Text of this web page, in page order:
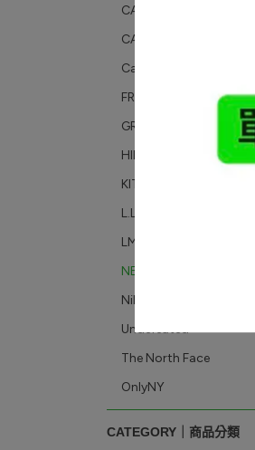
CAHLUMN
CAV EMPT / C.E
Carhartt WIP
FREAK'S STORE
GRAMICCI
HIDDENⓗ
KITH
L.L.Bean
LMC
NEIGHBORHOOD
Nike
Undefeated
The North Face
OnlyNY
CATEGORY｜商品分類